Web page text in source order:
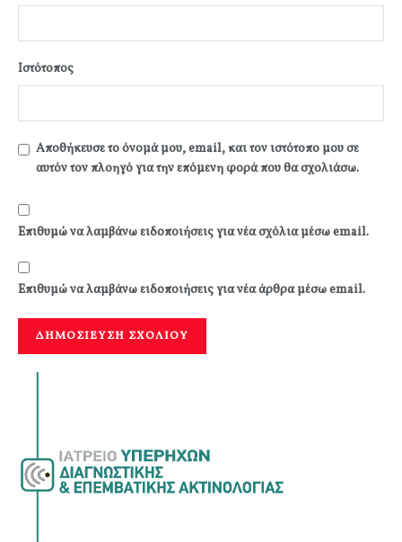
Ιστότοπος
Αποθήκευσε το όνομά μου, email, και τον ιστότοπο μου σε
αυτόν τον πλοηγό για την επόμενη φορά που θα σχολιάσω.
Επιθυμώ να λαμβάνω ειδοποιήσεις για νέα σχόλια μέσω email.
Επιθυμώ να λαμβάνω ειδοποιήσεις για νέα άρθρα μέσω email.